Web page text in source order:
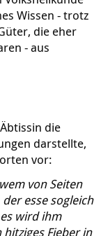
Wissen - trotz
die eher
- aus
die
darstellte,
vor:
von Seiten
esse sogleich
wird ihm
Fieber in